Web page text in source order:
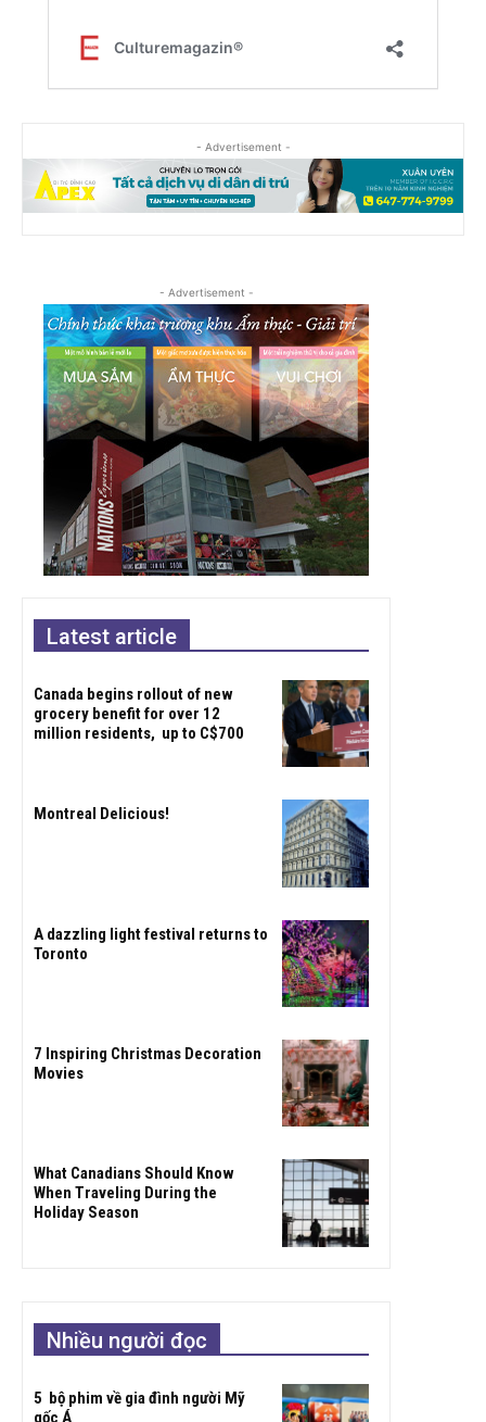
- Advertisement -
- Advertisement -
Latest article
Canada begins rollout of new
grocery benefit for over 12
million residents, up to C$700
Montreal Delicious!
A dazzling light festival returns to
Toronto
7 Inspiring Christmas Decoration
Movies
What Canadians Should Know
When Traveling During the
Holiday Season
Nhiều người đọc
5 bộ phim về gia đình người Mỹ
gốc Á